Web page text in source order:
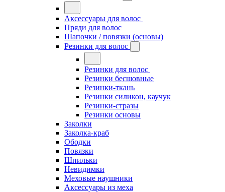
Аксессуары для волос
Пряди для волос
Шапочки / повязки (основы)
Резинки для волос
Резинки для волос
Резинки бесшовные
Резинки-ткань
Резинки силикон, каучук
Резинки-стразы
Резинки основы
Заколки
Заколка-краб
Ободки
Повязки
Шпильки
Невидимки
Меховые наушники
Аксессуары из меха